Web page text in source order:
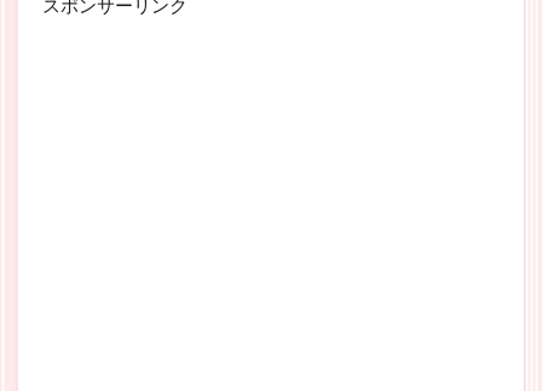
スポンサーリンク